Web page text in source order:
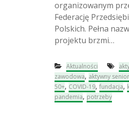
0
+
m
e
r
5
organizowanym
Federację
Polskich. Pełna
projektu brzmi…
Aktualności
zawodowa, aktywny senior
50+, COVID-19, fundacja,
pandemia, potrzeby